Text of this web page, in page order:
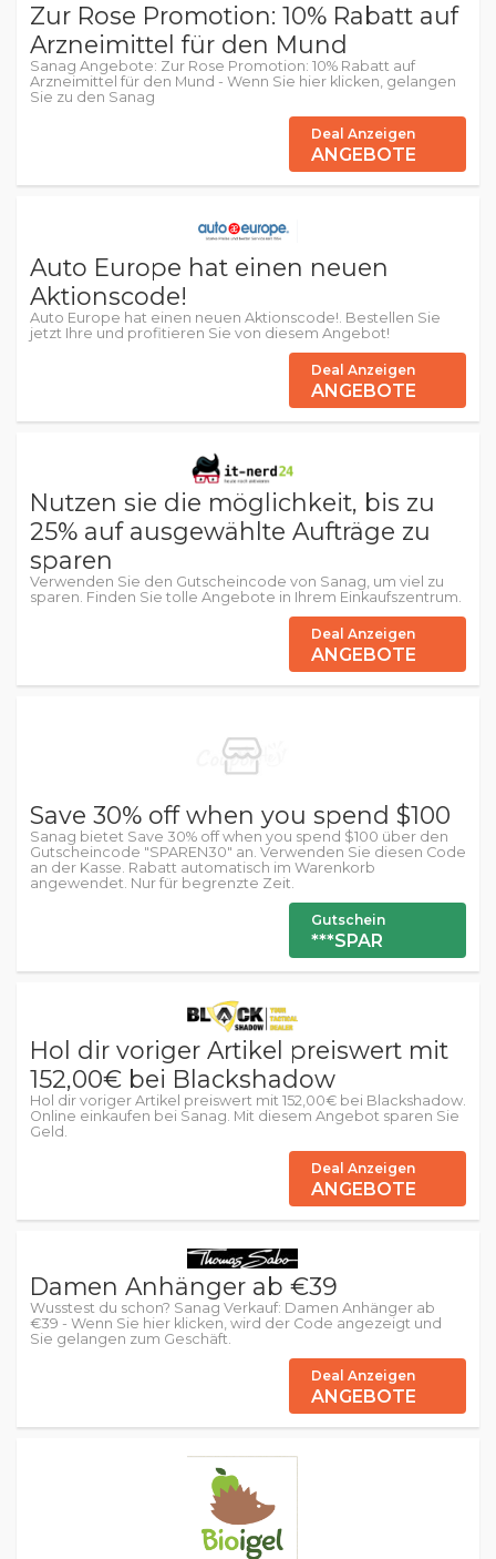
Zur Rose Promotion: 10% Rabatt auf
Arzneimittel für den Mund
Sanag Angebote: Zur Rose Promotion: 10% Rabatt auf
Arzneimittel für den Mund - Wenn Sie hier klicken, gelangen
Sie zu den Sanag
Deal Anzeigen
ANGEBOTE
Auto Europe hat einen neuen
Aktionscode!
Auto Europe hat einen neuen Aktionscode!. Bestellen Sie
jetzt Ihre und profitieren Sie von diesem Angebot!
Deal Anzeigen
ANGEBOTE
Nutzen sie die möglichkeit, bis zu
25% auf ausgewählte Aufträge zu
sparen
Verwenden Sie den Gutscheincode von Sanag, um viel zu
sparen. Finden Sie tolle Angebote in Ihrem Einkaufszentrum.
Deal Anzeigen
ANGEBOTE
Save 30% off when you spend $100
Sanag bietet Save 30% off when you spend $100 über den
Gutscheincode "SPAREN30" an. Verwenden Sie diesen Code
an der Kasse. Rabatt automatisch im Warenkorb
angewendet. Nur für begrenzte Zeit.
Gutschein
***SPAR
Hol dir voriger Artikel preiswert mit
152,00€ bei Blackshadow
Hol dir voriger Artikel preiswert mit 152,00€ bei Blackshadow.
Online einkaufen bei Sanag. Mit diesem Angebot sparen Sie
Geld.
Deal Anzeigen
ANGEBOTE
Damen Anhänger ab €39
Wusstest du schon? Sanag Verkauf: Damen Anhänger ab
€39 - Wenn Sie hier klicken, wird der Code angezeigt und
Sie gelangen zum Geschäft.
Deal Anzeigen
ANGEBOTE